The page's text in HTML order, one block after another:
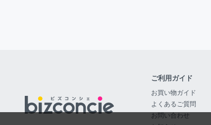
ご利用ガイド
お買い物ガイド
よくあるご質問
お問い合わせ